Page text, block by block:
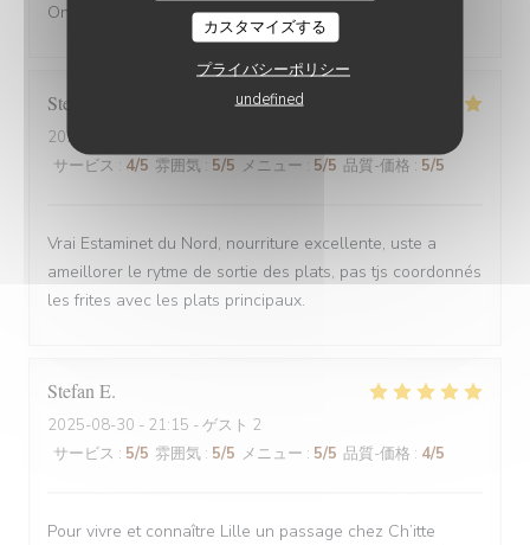
カスタマイズする
プライバシーポリシー
undefined
On reviendra....
Stefano
2025-08-30
サービス : 4/5 雰囲気 : 5/5 メニュー : 5/5 品質-価格 : 5/5
Vrai Estaminet du Nord, nourriture excellente, uste a
ameillorer le rytme de sortie des plats, pas tjs coordonnés
les frites avec les plats principaux.
Stefan E
2025-08-30 - 21:15 - ゲスト 2
サービス : 5/5 雰囲気 : 5/5 メニュー : 5/5 品質-価格 : 4/5
Pour vivre et connaître Lille un passage chez Ch’itte